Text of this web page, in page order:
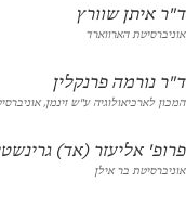
ד"ר איתן שוורץ
אוניברסיטת הארווארד
ד"ר נורמה פרנקלין
המכון לארכיאולוגיה ע"ש זינמן,
פרופ' אליעזר (אד)
אוניברסיטת בר אילן